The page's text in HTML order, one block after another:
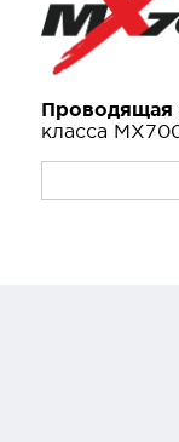
Проводящая
класса